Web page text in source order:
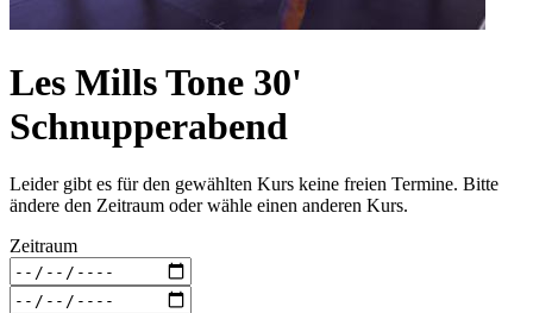
Les Mills Tone 30'
Schnupperabend
Leider gibt es für den gewählten Kurs keine freien Termine. Bitte
ändere den Zeitraum oder wähle einen anderen Kurs.
Zeitraum